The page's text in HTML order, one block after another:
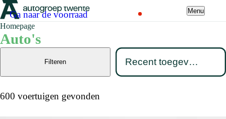
Menu
Homepage
Auto's
Ga naar de voorraad
600 voertuigen gevonden
Filteren